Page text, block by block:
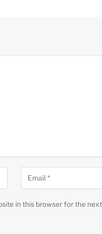
in this browser for the